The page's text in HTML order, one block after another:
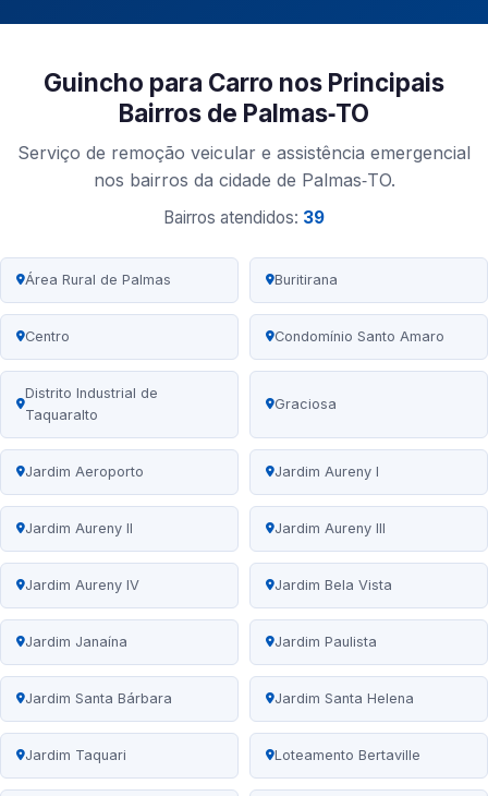
Guincho para Carro nos Principais
Bairros de Palmas‑TO
Serviço de remoção veicular e assistência emergencial
nos bairros da cidade de Palmas‑TO.
Bairros atendidos: 39
Área Rural de Palmas Buritirana
Centro Condomínio Santo Amaro
Distrito Industrial de
Taquaralto
Graciosa
Jardim Aeroporto Jardim Aureny I
Jardim Aureny II Jardim Aureny III
Jardim Aureny IV Jardim Bela Vista
Jardim Janaína Jardim Paulista
Jardim Santa Bárbara Jardim Santa Helena
Jardim Taquari Loteamento Bertaville